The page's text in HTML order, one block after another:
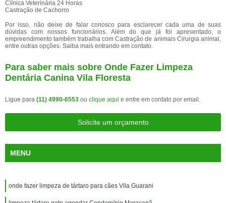
Clínica Veterinária 24 Horas
Castração de Cachorro
Por isso, não deixe de falar conosco para esclarecer cada uma de suas
dúvidas com nossos funcionários. Além do que já foi apresentado, o
empreendimento também trabalha com Castração de animais Cirurgia animal,
entre outras opções. Saiba mais entrando em contato.
Para saber mais sobre Onde Fazer Limpeza
Dentária Canina Vila Floresta
Ligue para (11) 4990-6553 ou clique aqui e entre em contato por email.
Solicite um orçamento
MENU
onde fazer limpeza de tártaro para cães Vila Guarani